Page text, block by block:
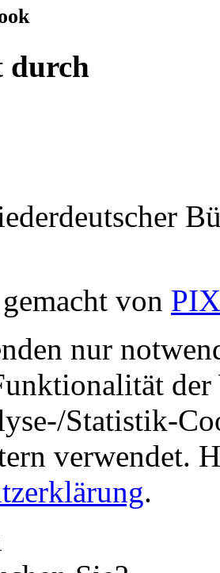
durch
von
nur
der
Statistik-
verwendet.
.